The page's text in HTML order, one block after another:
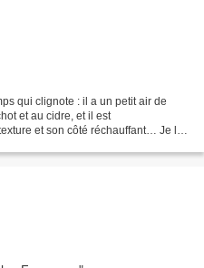
qui clignote : il a un petit air de
et au cidre, et il est
et son côté réchauffant… Je l’ai